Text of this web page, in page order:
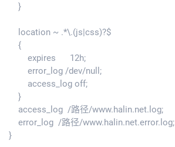
}
location ~ .*\.(js|css)?$
{
expires 12h;
error_log /dev/null;
access_log off;
}
access_log /路径/www.halin.net.log;
error_log /路径/www.halin.net.error.log;
}